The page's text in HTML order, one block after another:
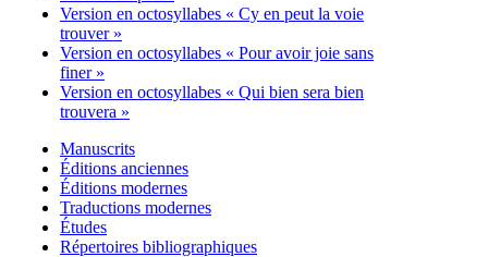
Version en octosyllabes « Cy en peut la voie
trouver »
Version en octosyllabes « Pour avoir joie sans
finer »
Version en octosyllabes « Qui bien sera bien
trouvera »
Manuscrits
Éditions anciennes
Éditions modernes
Traductions modernes
Études
Répertoires bibliographiques